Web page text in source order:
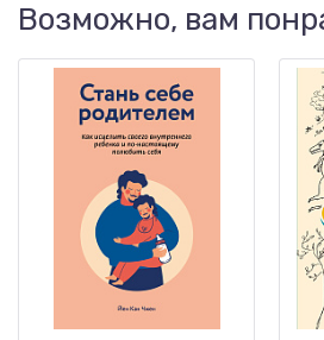
Возможно, вам